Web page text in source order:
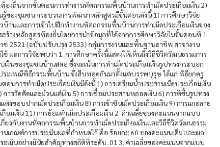
งถิ่นจากขั้นตอนการทำงานหัตถกรรมพื้นบ้านการทำเม็ดประเกือมเงิน 2)
รู้ของชุมชน กระบวนการพัฒนาหลักสูตรมีขั้นตอนดังนี้ 1) การศึกษาวิจัย
นและการเข้าไปฝึกทำงานหัตถกรรมพื้นบ้านการทำเม็ดประเกือมเงินของ
ร้างหลักสูตรท้องถิ่นโดยการนำข้อมูลที่ได้จากการศึกษาวิจัยในขั้นตอนที่ 1
ช 2521 (ฉบับปรับปรุง 2533) กลุ่มการงานและพื้นฐานอาชีพ สาขางาน
ผลการวิจัยพบว่า 1. การศึกษาครั้งนี้แสดงให้เห็นถึงวิถีชีวิตวัฒนธรรมการ
นของชุมชนบ้านสดอ ซึ่งจะเน้นการทำเม็ดประเกือมเงินรูปทรงกระบอก
ะเพณีพิธีกรรมพื้นบ้าน ซึ่งสืบทอดกันมาตั้งแต่บรรพบุรุษ ได้แก่ พิธียกครู
นการทำเม็ดประเกือมเงินมีด้งนี้ 1) การเตรียมน้ำประสานเม็ดประเกือมเงิน
การวัดตัดและม้วนแต่เงิน 5) การเชื่อมประสานหลอดเงิน 6) การตีขึ้นรูปทรง
ต่งขอบปากเม็ดประเกือมเงิน 8) การเข้าชันเม็ดประเกือมเงิน 9) การแกะลาย
กือมเงิน 11) การย้อมดำเม็ดประเกือมเงิน 2. ค่าเฉลี่ยของคะแนนจากแบบ
กี่ยวกับงานหัตถกรรมพื้นบ้านการทำเม็ดประเกือมเงินและวิถีชีวิตวัฒนธรรม
เกณฑ์การประเมินผลที่กำหนดไว้ คือ ร้อยละ 60 ของคะแนนเต็ม และผล
ะเมินอย่างมีนัยสำคัญทางสถิติที่ระดับ .01 3. ค่าเฉลี่ยของคะแนนจากแบบ